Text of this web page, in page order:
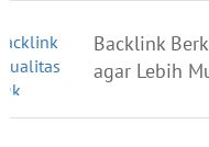
Backlink
agar Lebih